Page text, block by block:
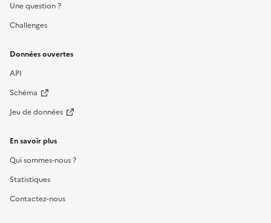
Une question ?
Challenges
Données ouvertes
API
Schéma
Jeu de données
En savoir plus
Qui sommes-nous ?
Statistiques
Contactez-nous